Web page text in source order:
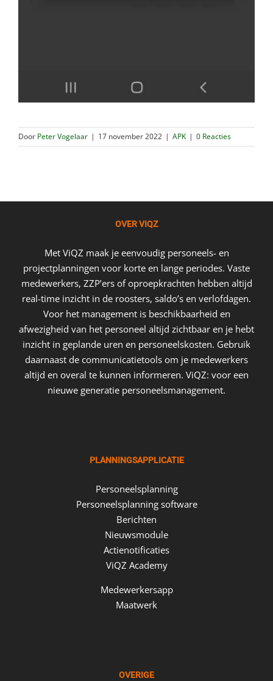
Door Peter Vogelaar | 17 november 2022 | APK | 0 Reacties
OVER VIQZ
Met ViQZ maak je eenvoudig personeels- en
projectplanningen voor korte en lange periodes. Vaste
medewerkers, ZZP’ers of oproepkrachten hebben altijd
real-time inzicht in de roosters, saldo’s en verlofdagen.
Voor het management is beschikbaarheid en
afwezigheid van het personeel altijd zichtbaar en je hebt
inzicht in geplande uren en personeelskosten. Gebruik
daarnaast de communicatietools om je medewerkers
altijd en overal te kunnen informeren. ViQZ: voor een
nieuwe generatie personeelsmanagement.
PLANNINGSAPPLICATIE
Personeelsplanning
Personeelsplanning software
Berichten
Nieuwsmodule
Actienotificaties
ViQZ Academy
Medewerkersapp
Maatwerk
OVERIGE